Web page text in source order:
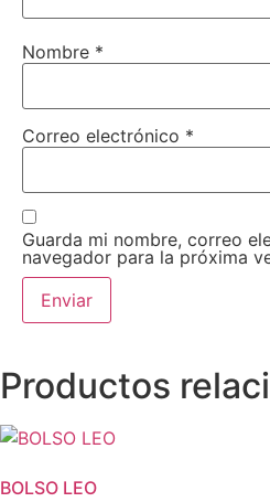
Nombre *
Correo electrónico *
Guarda mi nombre, correo
navegador para la próxima
Productos
BOLSO LEO